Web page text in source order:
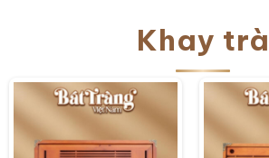
Khay trà